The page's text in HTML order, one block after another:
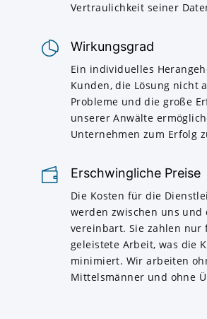
Vertraulichkeit seiner
Wirkungsgrad
Ein individuelles
Kunden, die Lösung nicht
Probleme und die große
unserer Anwälte
Unternehmen zum Erfolg
Erschwingliche Preise
Die Kosten für die
werden zwischen uns und
vereinbart. Sie zahlen nur
geleistete Arbeit, was die
minimiert. Wir arbeiten
Mittelsmänner und ohne